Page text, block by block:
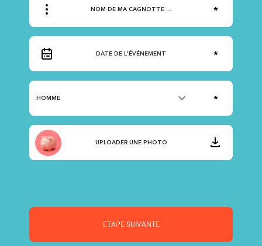
UPLOADER UNE PHOTO
ETAPE SUIVANTE